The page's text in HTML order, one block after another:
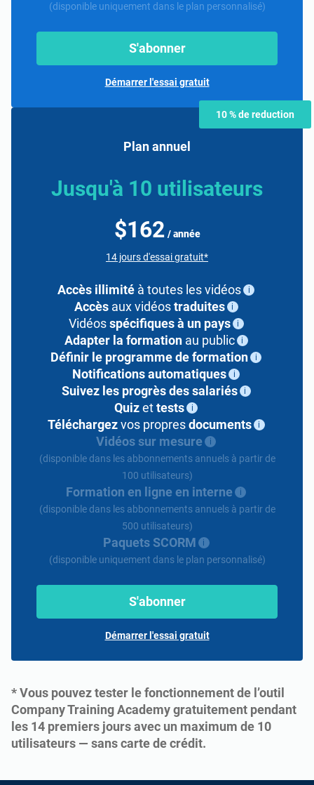
(disponible uniquement dans le plan personnalisé)
S'abonner
Démarrer l'essai gratuit
10 % de reduction
Plan annuel
Jusqu'à 10 utilisateurs
$162 / année
14 jours d'essai gratuit*
Accès illimité à toutes les vidéos i
Accèsaux vidéostraduites i
Vidéosspécifiques à un pays i
Adapter la formationau public i
Définir le programme de formation i
Notifications automatiques i
Suivez les progrès des salariés i
Quizettests i
Téléchargezvos propresdocuments i
Vidéos sur mesure i
(disponible dans les abbonnements annuels à partir de
100 utilisateurs)
Formation en ligne en interne i
(disponible dans les abbonnements annuels à partir de
500 utilisateurs)
Paquets SCORM i
(disponible uniquement dans le plan personnalisé)
S'abonner
Démarrer l'essai gratuit
* Vous pouvez tester le fonctionnement de l’outil
Company Training Academy gratuitement pendant
les 14 premiers jours avec un maximum de 10
utilisateurs — sans carte de crédit.